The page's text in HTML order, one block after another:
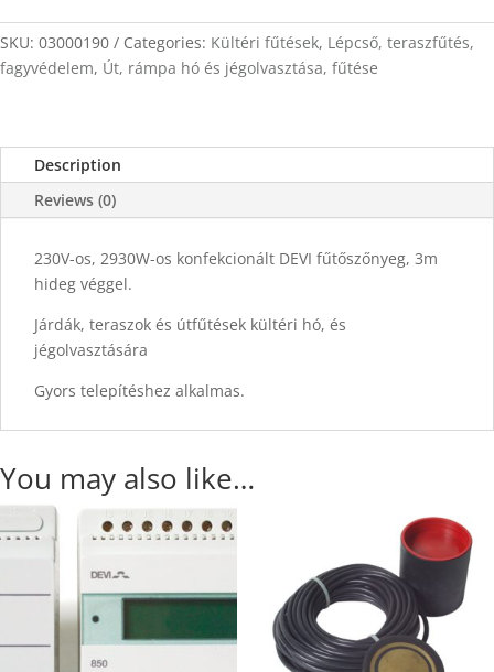
x
0,5m
SKU: 03000190 Categories: Kültéri fűtések, Lépcső, teraszfűtés,
fagyvédelem, Út, rámpa hó és jégolvasztása, fűtése
Description
Reviews (0)
230V-os, 2930W-os konfekcionált DEVI fűtőszőnyeg, 3m
hideg véggel.
Járdák, teraszok és útfűtések kültéri hó, és
jégolvasztására
Gyors telepítéshez alkalmas.
You may also like…